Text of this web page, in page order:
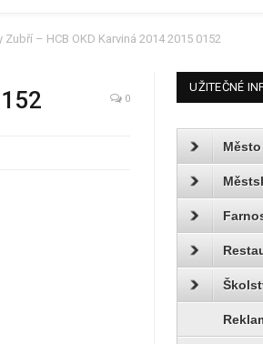
Zubří – HCB OKD Karviná 2014 2015 0152
0
UŽITEČNÉ